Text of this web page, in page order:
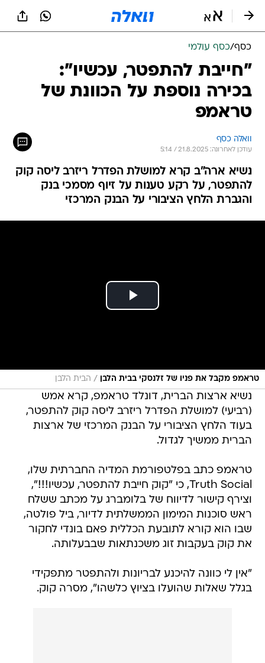
כסף/כסף עולמי
"חייבת להתפטר, עכשיו":
בכירה נוספת על הכוונת של
טראמפ
וואלה כסף
עודכן לאחרונה: 21.8.2025 / 5:14
נשיא ארה"ב קרא למושלת הפדרל ריזרב ליסה קוק
להתפטר, על רקע טענות על זיוף מסמכי בנק
והגברת הלחץ הציבורי על הבנק המרכזי
טראמפ מקבל את פניו של זלנסקי בבית הלבן / הבית הלבן
נשיא ארצות הברית, דונלד טראמפ, קרא אמש
(רביעי) למושלת הפדרל ריזרב ליסה קוק להתפטר,
בעוד הלחץ הציבורי על הבנק המרכזי של ארצות
הברית ממשיך לגדול.
טראמפ כתב בפלטפורמת המדיה החברתית שלו,
Truth Social, כי "קוק חייבת להתפטר, עכשיו!!!",
וצירף קישור לדיווח של בלומברג על מכתב ששלח
ראש סוכנות המימון הממשלתית לדיור, ביל פולטה,
שבו הוא קורא לתובעת הכללית פאם בונדי לחקור
את קוק בעקבות זוג משכנתאות שבבעלותה.
"אין לי כוונה להיכנע לבריונות ולהתפטר מתפקידי
בגלל שאלות שהועלו בציוץ כלשהו", מסרה קוק.